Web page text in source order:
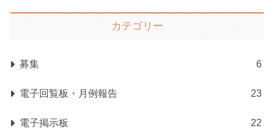
カテゴリー
募集 6
電子回覧板・月例報告 23
電子掲示板 22